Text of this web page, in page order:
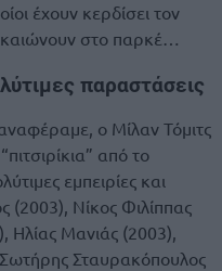
έχουν κερδίσει τον
στο παρκέ…
παραστάσεις
ο Μίλαν Τόμιτς
από το
εμπειρίες και
(2003), Νίκος Φιλίππας
Ηλίας Μανιάς (2003),
Σταυρακόπουλος